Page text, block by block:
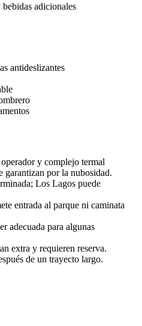
adicionales
antideslizantes
y complejo termal
garantizan por la nubosidad.
Los Lagos puede
entrada al parque ni caminata
adecuada para algunas
extra y requieren reserva.
de un trayecto largo.